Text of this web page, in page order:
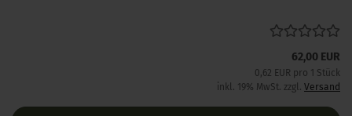
62,00 EUR
0,62 EUR pro 1 Stück
inkl. 19% MwSt. zzgl. Versand